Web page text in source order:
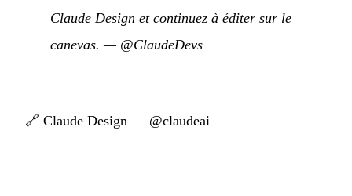
Claude Design et continuez à éditer sur le
canevas. — @ClaudeDevs
🔗 Claude Design — @claudeai